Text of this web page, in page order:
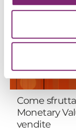
Come
Monetary
vendite